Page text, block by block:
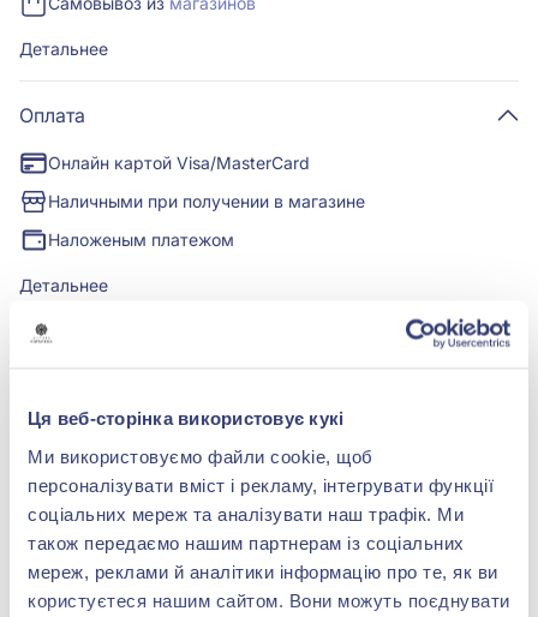
Ця веб-сторінка використовує кукі
Ми використовуємо файли cookie, щоб
персоналізувати вміст і рекламу, інтегрувати функції
соціальних мереж та аналізувати наш трафік. Ми
також передаємо нашим партнерам із соціальних
мереж, реклами й аналітики інформацію про те, як ви
користуєтеся нашим сайтом. Вони можуть поєднувати
Детальнее
Оплата
Онлайн картой Visa/MasterCard
Наличными при получении в магазине
Наложеным платежом
Детальнее
БРЕНДОВАЯ УПАКОВКА
Подробнее